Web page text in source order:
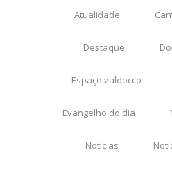
Atualidade
Destaque
Espaço valdocco
Evangelho do dia
Notícias